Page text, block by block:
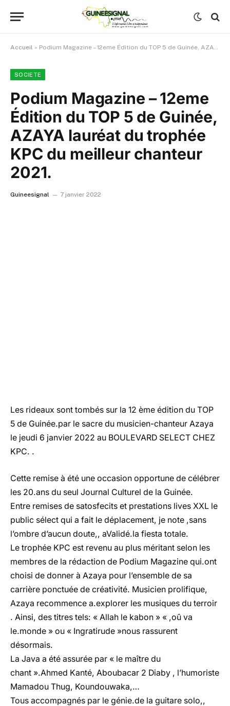
Accueil » Podium Magazine – 12eme Édition du TOP 5 de Guinée, AZAYA lauréat du trophée KPC du meilleur chanteur 2021.
SOCIETE
Podium Magazine – 12eme
Édition du TOP 5 de Guinée,
AZAYA lauréat du trophée
KPC du meilleur chanteur
2021.
Guineesignal 7 janvier 2022
Les rideaux sont tombés sur la 12 ème édition du TOP
5 de Guinée.par le sacre du musicien-chanteur Azaya
le jeudi 6 janvier 2022 au BOULEVARD SELECT CHEZ
KPC. .
Cette remise à été une occasion opportune de célébrer
les 20.ans du seul Journal Culturel de la Guinée.
Entre remises de satosfecits et prestations lives XXL le
public sélect qui a fait le déplacement, je note ,sans
l’ombre d’aucun doute,, aValidé.la fiesta totale.
Le trophée KPC est revenu au plus méritant selon les
membres de la rédaction de Podium Magazine qui.ont
choisi de donner à Azaya pour l’ensemble de sa
carrière ponctuée de créativité. Musicien prolifique,
Azaya recommence a.explorer les musiques du terroir
. Ainsi, des titres tels: « Allah le kabon » « ,oû va
le.monde » ou « Ingratirude »nous rassurent
désormais.
La Java a été assurée par « le maître du
chant ».Ahmed Kanté, Aboubacar 2 Diaby , l’humoriste
Mamadou Thug, Koundouwaka,…
Tous accompagnés par le génie.de la guitare solo,,